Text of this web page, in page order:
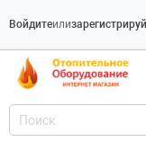
Войдитеили